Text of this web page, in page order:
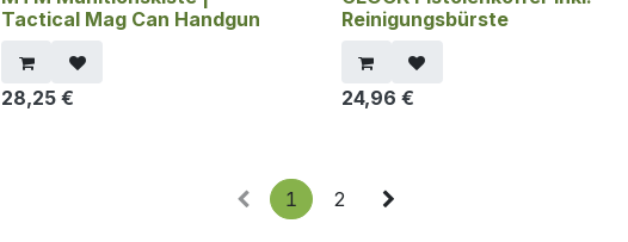
Tactical Mag Can Handgun
28,25 €
Reinigungsbürste
24,96 €
1 2